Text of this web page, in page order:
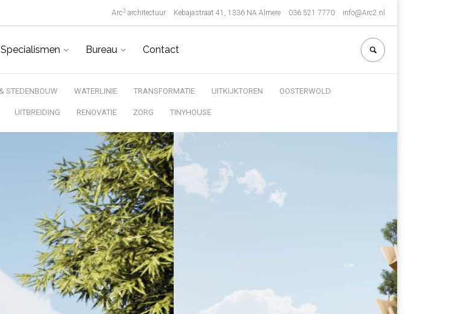
Arc 2 architectuur Kebajastraat 41, 1336 NA Almere 036 521 7770 info@Arc2.nl
Specialismen Bureau Contact
STEDENBOUW WATERLINIE TRANSFORMATIE UITKIJKTOREN OOSTERWOLD
UITBREIDING RENOVATIE ZORG TINYHOUSE